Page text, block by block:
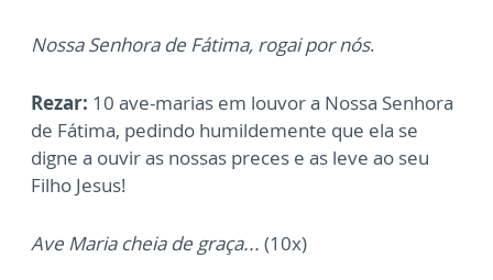
Nossa Senhora de Fátima, rogai por nós.
Rezar: 10 ave-marias em louvor a Nossa Senhora
de Fátima, pedindo humildemente que ela se
digne a ouvir as nossas preces e as leve ao seu
Filho Jesus!
Ave Maria cheia de graça... (10x)